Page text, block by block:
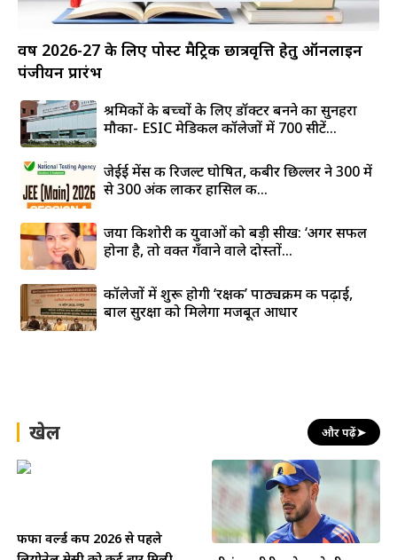
वर्ष 2026-27 के लिए पोस्ट मैट्रिक छात्रवृत्ति हेतु ऑनलाइन
पंजीयन प्रारंभ
श्रमिकों के बच्चों के लिए डॉक्टर बनने का सुनहरा
मौका- ESIC मेडिकल कॉलेजों में 700 सीटें...
जेईई मेंस की रिजल्ट घोषित, कबीर छिल्लर ने 300 में
से 300 अंक लाकर हासिल की...
जया किशोरी की युवाओं को बड़ी सीख: ‘अगर सफल
होना है, तो वक्त गँवाने वाले दोस्तों...
कॉलेजों में शुरू होगी ‘रक्षक’ पाठ्यक्रम की पढ़ाई,
बाल सुरक्षा को मिलेगा मजबूत आधार
खेल और पढ़ें➤
फीफा वर्ल्ड कप 2026 से पहले